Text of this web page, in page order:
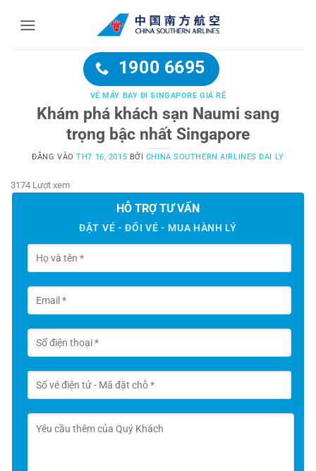
1900 6695
VÉ MÁY BAY ĐI SINGAPORE GIÁ RẺ
Khám phá khách sạn Naumi sang
trọng bậc nhất Singapore
ĐĂNG VÀOTH7 16, 2015 BỞI CHINA SOUTHERN AIRLINES DAI LY
3174 Lượt xem
HỖ TRỢ TƯ VẤN
ĐẶT VÉ - ĐỔI VÉ - MUA HÀNH LÝ